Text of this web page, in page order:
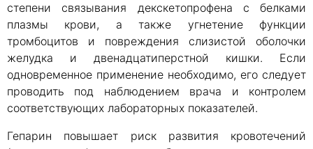
степени связывания декскетопрофена с белками
плазмы крови, а также угнетение функции
тромбоцитов и повреждения слизистой оболочки
желудка и двенадцатиперстной кишки. Если
одновременное применение необходимо, его следует
проводить под наблюдением врача и контролем
соответствующих лабораторных показателей.
Гепарин повышает риск развития кровотечений